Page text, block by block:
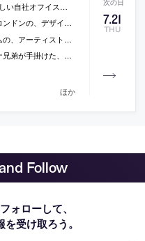
7.21
THU
House」の写真
ムが運営するショップの写真
リミティブな印象の仕事スペースの写真
維を外壁に使用した住宅の写真
ほか
Follow
ォローして、
受け取ろう。